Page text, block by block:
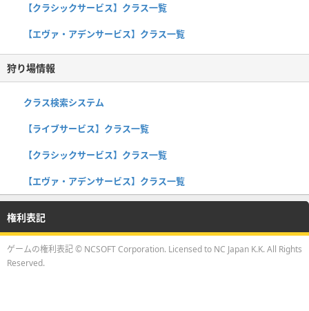
【クラシックサービス】クラス一覧
【エヴァ・アデンサービス】クラス一覧
狩り場情報
クラス検索システム
【ライブサービス】クラス一覧
【クラシックサービス】クラス一覧
【エヴァ・アデンサービス】クラス一覧
権利表記
ゲームの権利表記 © NCSOFT Corporation. Licensed to NC Japan K.K. All Rights
Reserved.